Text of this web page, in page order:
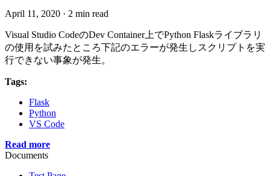
April 11, 2020 · 2 min read
Visual Studio CodeのDev Container上でPython Flaskライブラリ
の使用を試みたところ下記のエラーが発生しスクリプトを実
行できない事象が発生。
Tags:
Flask
Python
VS Code
Read more
Documents